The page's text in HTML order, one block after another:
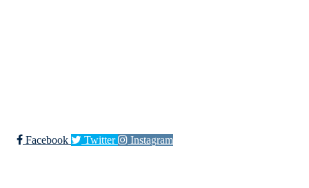
Facebook Twitter Instagram